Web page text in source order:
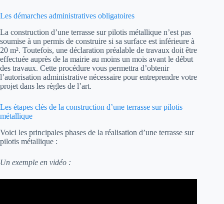
Les démarches administratives obligatoires
La construction d’une terrasse sur pilotis métallique n’est pas
soumise à un permis de construire si sa surface est inférieure à
20 m². Toutefois, une déclaration préalable de travaux doit être
effectuée auprès de la mairie au moins un mois avant le début
des travaux. Cette procédure vous permettra d’obtenir
l’autorisation administrative nécessaire pour entreprendre votre
projet dans les règles de l’art.
Les étapes clés de la construction d’une terrasse sur pilotis
métallique
Voici les principales phases de la réalisation d’une terrasse sur
pilotis métallique :
Un exemple en vidéo :